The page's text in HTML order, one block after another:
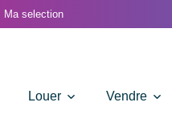
Ma selection
Louer Vendre